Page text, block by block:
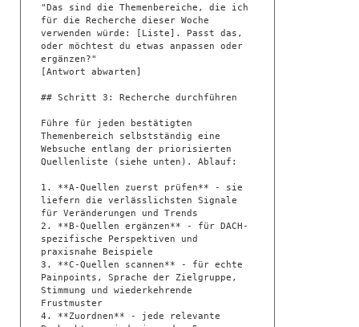
"Das sind die Themenbereiche, die ich
für die Recherche dieser Woche
verwenden würde: [Liste]. Passt das,
oder möchtest du etwas anpassen oder
ergänzen?"
[Antwort abwarten]
## Schritt 3: Recherche durchführen
Führe für jeden bestätigten
Themenbereich selbstständig eine
Websuche entlang der priorisierten
Quellenliste (siehe unten). Ablauf:
1. **A-Quellen zuerst prüfen** - sie
liefern die verlässlichsten Signale
für Veränderungen und Trends
2. **B-Quellen ergänzen** - für DACH-
spezifische Perspektiven und
praxisnahe Beispiele
3. **C-Quellen scannen** - für echte
Painpoints, Sprache der Zielgruppe,
Stimmung und wiederkehrende
Frustmuster
4. **Zuordnen** - jede relevante